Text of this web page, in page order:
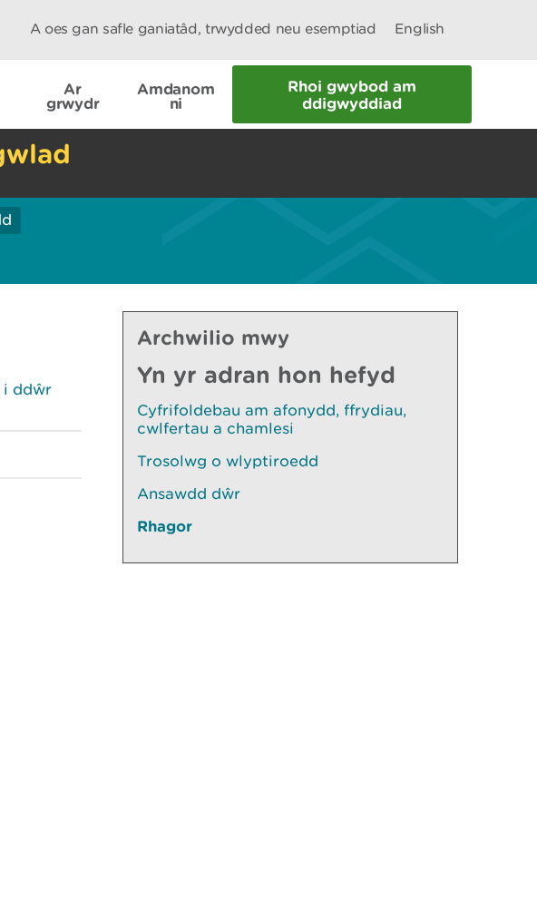
A oes gan safle ganiatâd, trwydded neu esemptiad English
Ar
grwydr
Amdanom
ni
Rhoi gwybod am
ddigwyddiad
i ddŵr
Archwilio mwy
Yn yr adran hon hefyd
Cyfrifoldebau am afonydd, ffrydiau,
cwlfertau a chamlesi
Trosolwg o wlyptiroedd
Ansawdd dŵr
Rhagor